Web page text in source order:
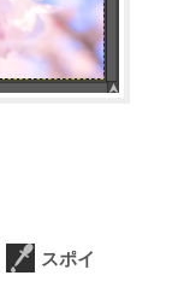
スポイ